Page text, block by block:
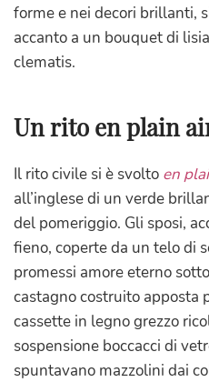
forme e nei decori brillanti,
accanto a un bouquet di
clematis.
Un rito enplain
Il rito civile si è svolto en
all’inglese di un verde
del pomeriggio. Gli sposi,
fieno, coperte da un telo di
promessi amore eterno
castagno costruito apposta
cassette in legno grezzo
sospensione boccacci di
spuntavano mazzolini dai